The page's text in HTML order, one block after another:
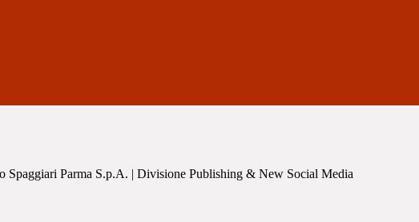
Spaggiari Parma S.p.A. | Divisione Publishing & New Social Media